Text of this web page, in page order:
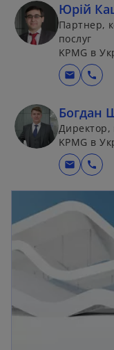
Юрій
Партнер,
послуг
KPMG в
mail call
Богдан
KPMG в
mail call